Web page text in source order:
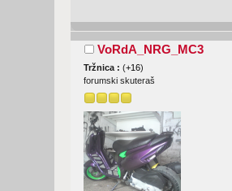
VoRdA_NRG_MC3
Tržnica :(+16)
forumski skuteraš